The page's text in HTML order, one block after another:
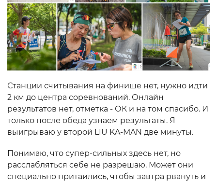
Станции считывания на финише нет, нужно идти
2 км до центра соревнований. Онлайн
результатов нет, отметка - ОК и на том спасибо. И
только после обеда узнаем результаты. Я
выигрываю у второй LIU KA-MAN две минуты.
Понимаю, что супер-сильных здесь нет, но
расслабляться себе не разрешаю. Может они
специально притаились, чтобы завтра рвануть и